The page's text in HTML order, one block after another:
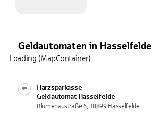
Geldautomaten in Hasselfelde
Harzsparkasse
Geldautomat Hasselfelde
Blumenaustraße 6, 38899 Hasselfelde
Loading (MapContainer)